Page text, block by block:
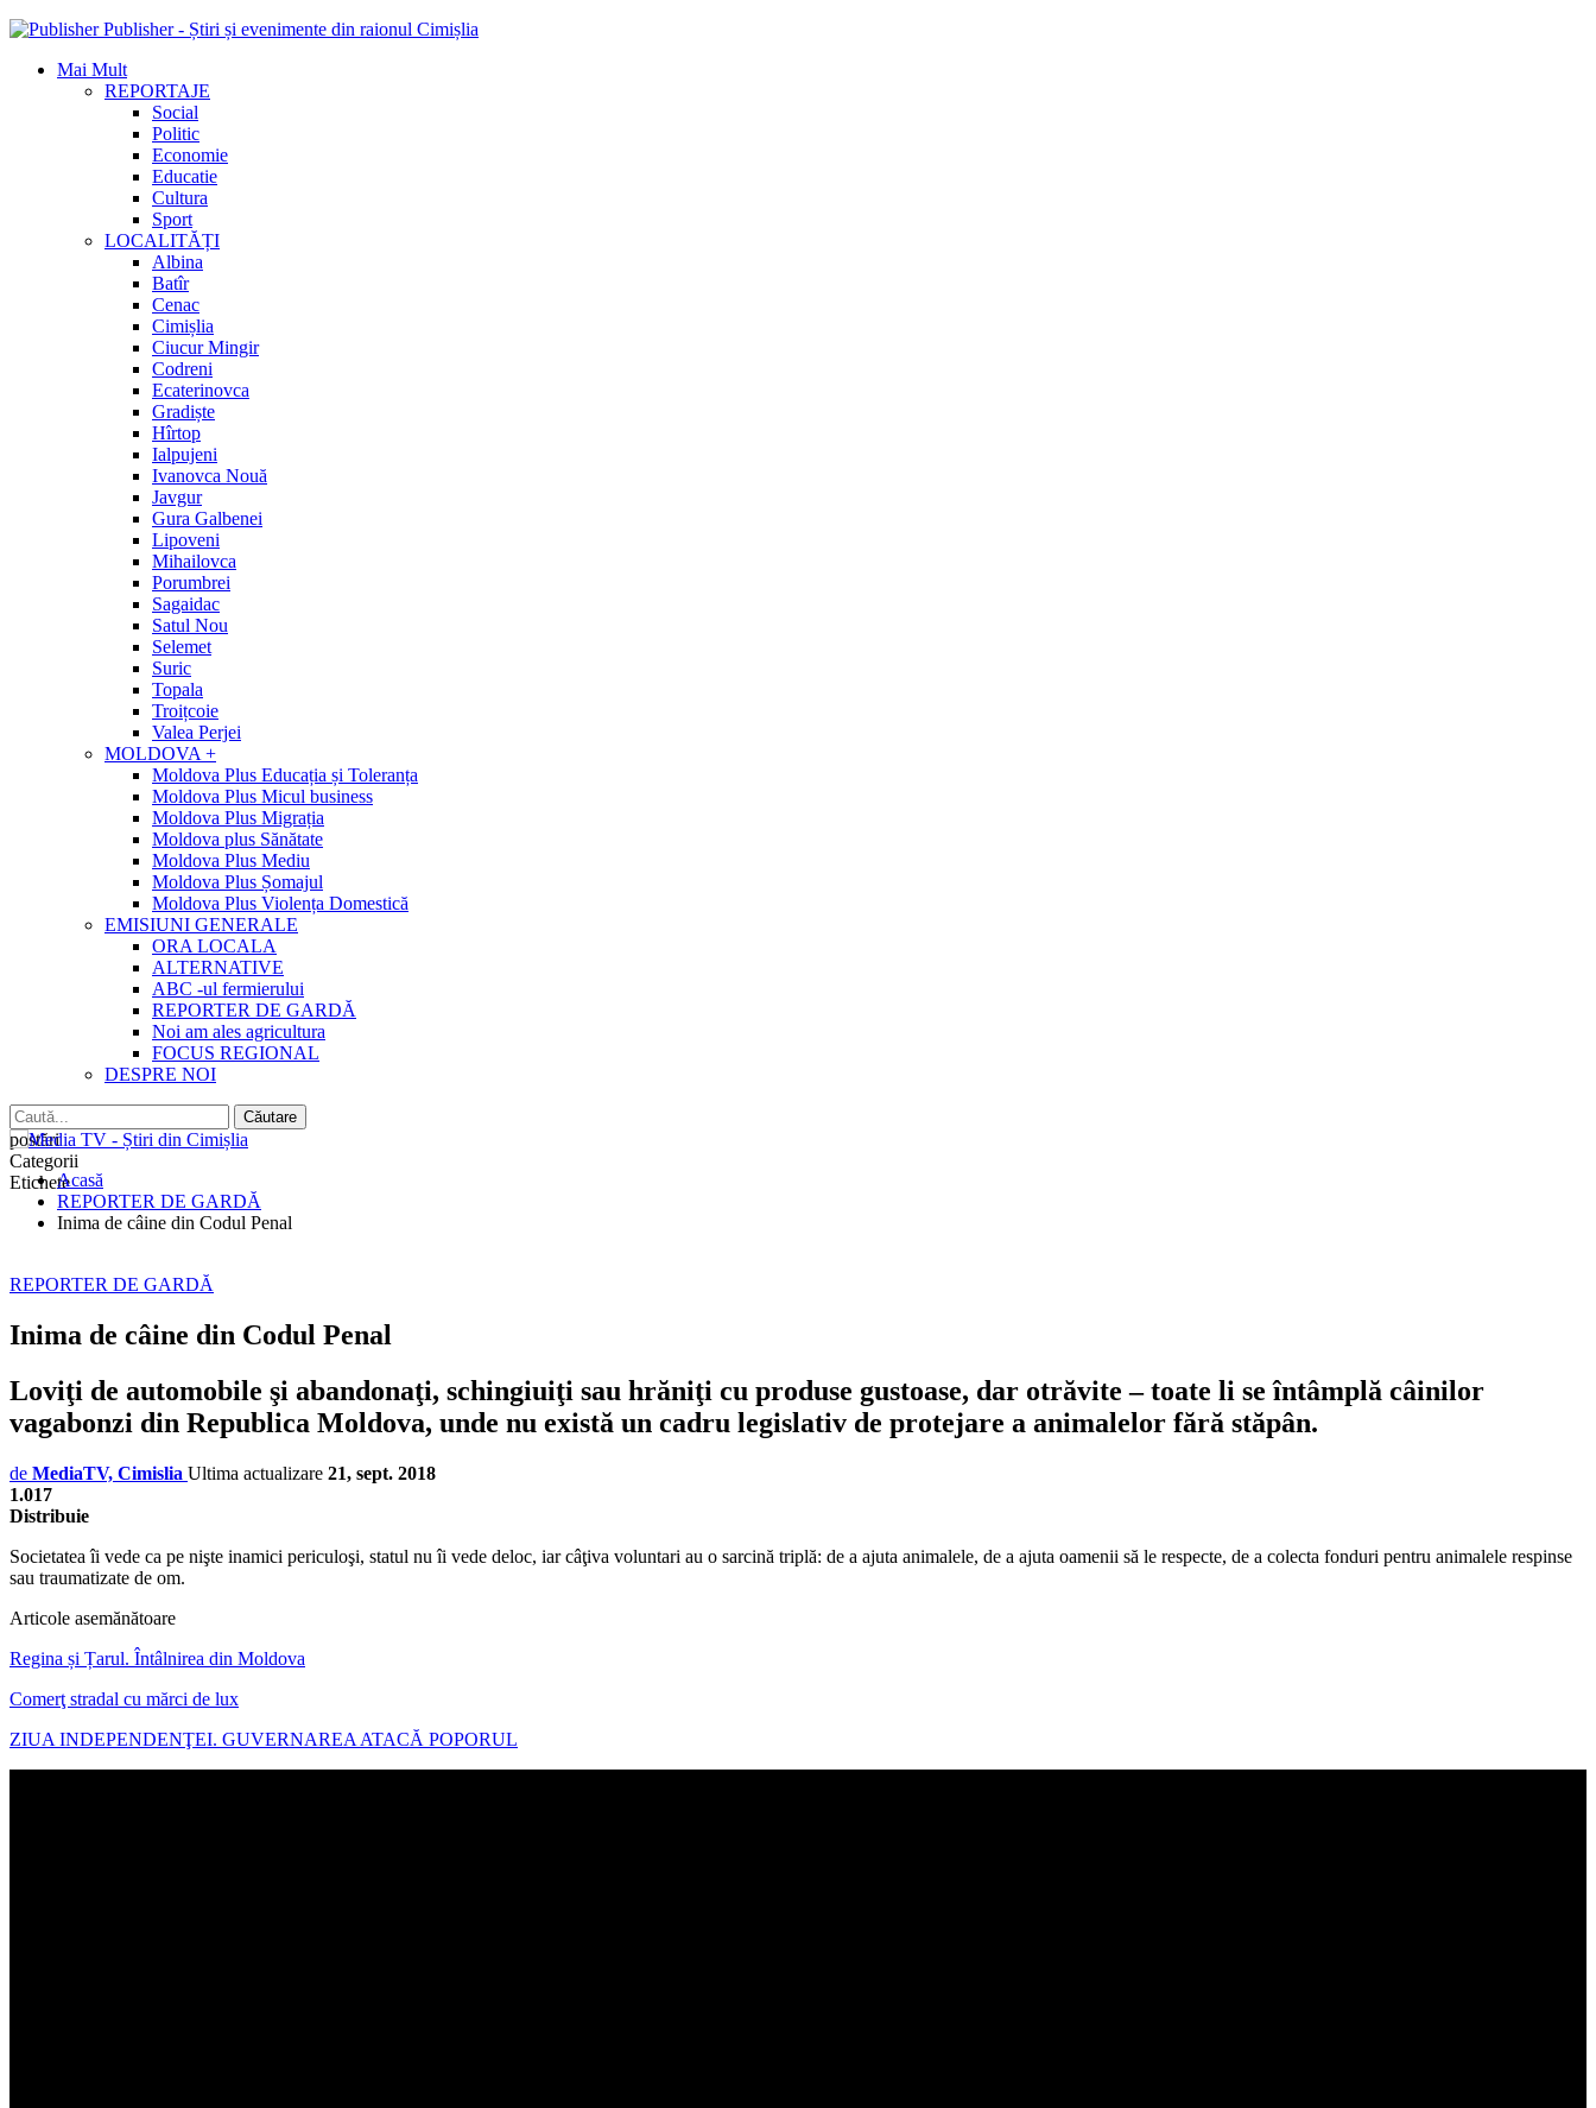
Publisher - Știri și evenimente din raionul Cimișlia
Mai Mult
REPORTAJE
Social
Politic
Economie
Educatie
Cultura
Sport
LOCALITĂȚI
Albina
Batîr
Cenac
Cimișlia
Ciucur Mingir
Codreni
Ecaterinovca
Gradiște
Hîrtop
Ialpujeni
Ivanovca Nouă
Javgur
Gura Galbenei
Lipoveni
Mihailovca
Porumbrei
Sagaidac
Satul Nou
Selemet
Suric
Topala
Troițcoie
Valea Perjei
MOLDOVA +
Moldova Plus Educația și Toleranța
Moldova Plus Micul business
Moldova Plus Migrația
Moldova plus Sănătate
Moldova Plus Mediu
Moldova Plus Șomajul
Moldova Plus Violența Domestică
EMISIUNI GENERALE
ORA LOCALA
ALTERNATIVE
ABC -ul fermierului
REPORTER DE GARDĂ
Noi am ales agricultura
FOCUS REGIONAL
DESPRE NOI
postări
Categorii
EticheteAcasă
REPORTER DE GARDĂ
Inima de câine din Codul Penal
REPORTER DE GARDĂ
Inima de câine din Codul Penal
Loviţi de automobile şi abandonaţi, schingiuiţi sau hrăniţi cu produse gustoase, dar otrăvite – toate li se întâmplă câinilor
vagabonzi din Republica Moldova, unde nu există un cadru legislativ de protejare a animalelor fără stăpân.
de MediaTV, Cimislia Ultima actualizare 21, sept. 2018
1.017
Distribuie
Societatea îi vede ca pe nişte inamici periculoşi, statul nu îi vede deloc, iar câţiva voluntari au o sarcină triplă: de a ajuta animalele, de a ajuta oamenii să le respecte, de a colecta fonduri pentru animalele respinse
sau traumatizate de om.
Articole asemănătoare
Regina și Țarul. Întâlnirea din Moldova
Comerţ stradal cu mărci de lux
ZIUA INDEPENDENŢEI. GUVERNAREA ATACĂ POPORUL